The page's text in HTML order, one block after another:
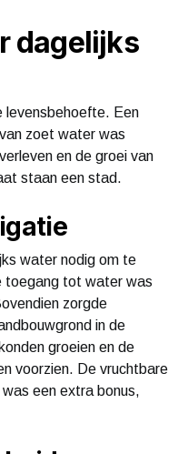
dagelijks
levensbehoefte. Een
zoet water was
en de groei van
staan een stad.
water nodig om te
toegang tot water was
zorgde
in de
groeien en de
voorzien. De vruchtbare
een extra bonus,